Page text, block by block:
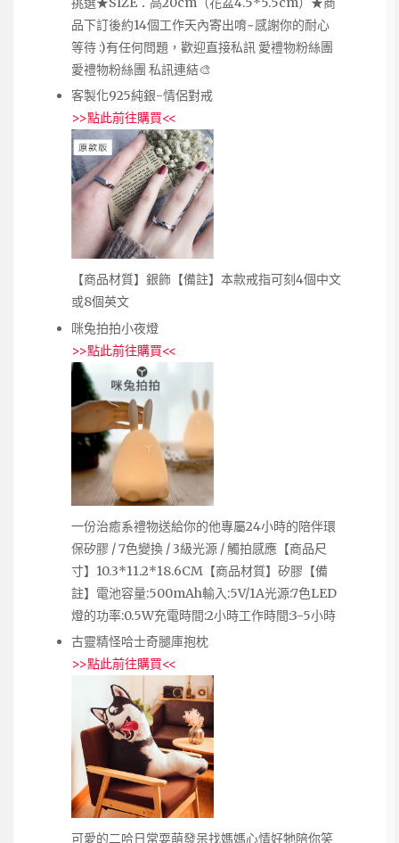
品下訂後約14個工作天內寄出唷~感謝你的耐心
等待 :)有任何問題，歡迎直接私訊 愛禮物粉絲團
愛禮物粉絲團 私訊連結🎨
客製化925純銀-情侶對戒
>>點此前往購買<<
【商品材質】銀飾【備註】本款戒指可刻4個中文
或8個英文
咪兔拍拍小夜燈
>>點此前往購買<<
一份治癒系禮物送給你的他專屬24小時的陪伴環
保矽膠 / 7色變換 / 3級光源 / 觸拍感應【商品尺
寸】10.3*11.2*18.6CM【商品材質】矽膠【備
註】電池容量:500mAh輸入:5V/1A光源:7色LED
燈的功率:0.5W充電時間:2小時工作時間:3-5小時
古靈精怪哈士奇腿庫抱枕
>>點此前往購買<<
可愛的二哈日常耍萌發呆找媽媽心情好牠陪你笑